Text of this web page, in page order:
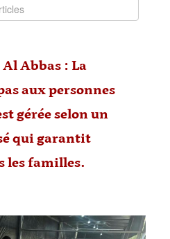
Abbas : La
aux personnes
gérée selon un
qui garantit
les familles.